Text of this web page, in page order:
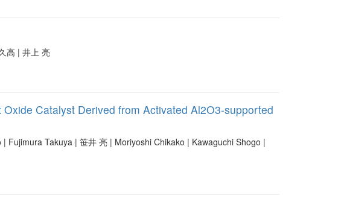
高 | 井上 亮
Catalyst Derived from Activated Al2O3-supported
Fujimura Takuya | 笹井 亮 | Moriyoshi Chikako | Kawaguchi Shogo |